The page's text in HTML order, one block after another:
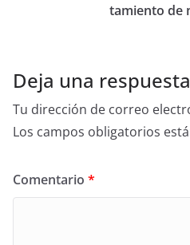
tamiento de
Deja una respuesta
Tu dirección de correo
Los campos obligatorios
Comentario *